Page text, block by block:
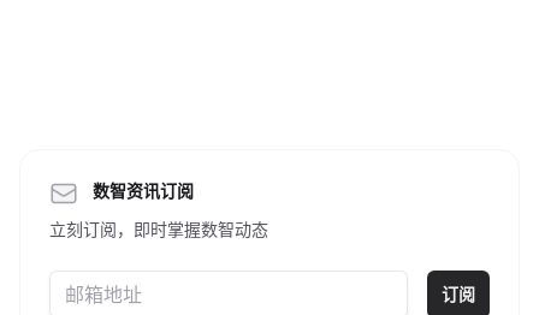
数智资讯订阅
立刻订阅，即时掌握数智动态
订阅